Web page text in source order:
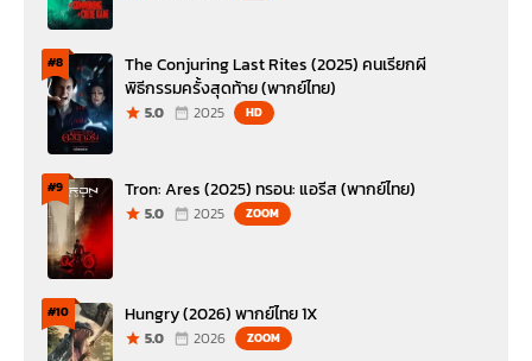
#8
The Conjuring Last Rites (2025) คนเรียกผี
พิธีกรรมครั้งสุดท้าย (พากย์ไทย)
5.0 2025 HD
#9 Tron: Ares (2025) ทรอน: แอรีส (พากย์ไทย)
5.0 2025 ZOOM
#10 Hungry (2026) พากย์ไทย 1X
5.0 2026 ZOOM